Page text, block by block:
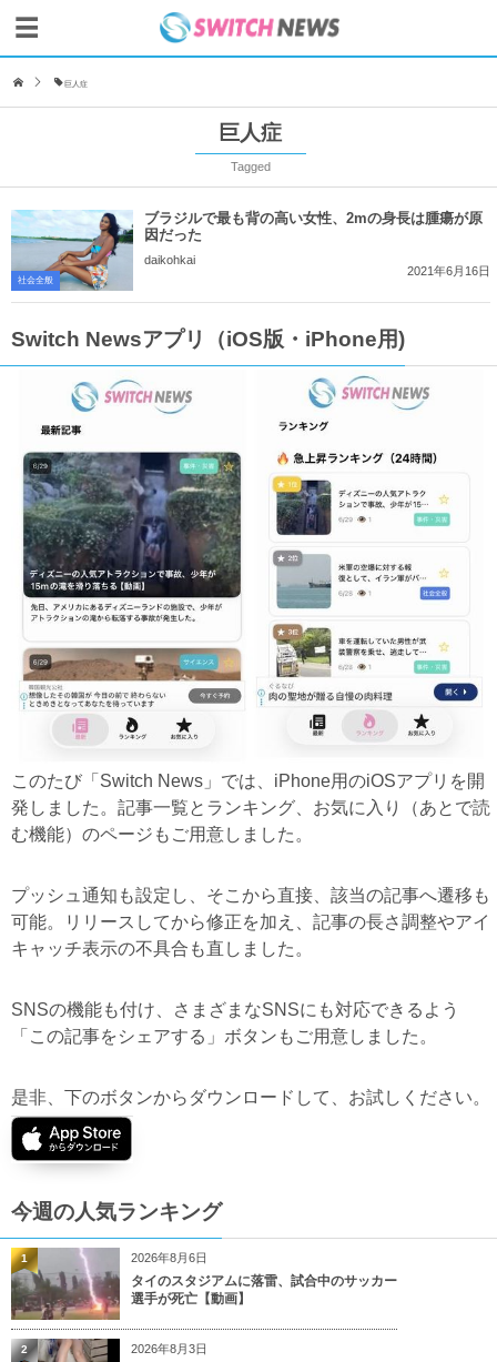
巨人症
巨人症
Tagged
社会全般
ブラジルで最も背の高い女性、2mの身長は腫瘍が原
因だった
daikohkai
2021年6月16日
Switch Newsアプリ（iOS版・iPhone用)
このたび「Switch News」では、iPhone用のiOSアプリを開
発しました。記事一覧とランキング、お気に入り（あとで読
む機能）のページもご用意しました。
プッシュ通知も設定し、そこから直接、該当の記事へ遷移も
可能。リリースしてから修正を加え、記事の長さ調整やアイ
キャッチ表示の不具合も直しました。
SNSの機能も付け、さまざまなSNSにも対応できるよう
「この記事をシェアする」ボタンもご用意しました。
是非、下のボタンからダウンロードして、お試しください。
今週の人気ランキング
2026年8月6日
タイのスタジアムに落雷、試合中のサッカー
選手が死亡【動画】
1
2026年8月3日
2